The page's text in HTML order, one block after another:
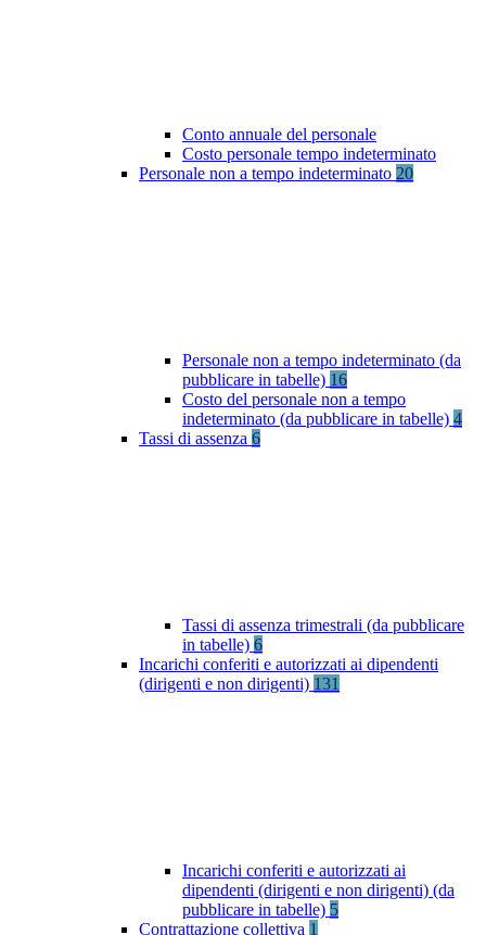
Conto annuale del personale
Costo personale tempo indeterminato
Personale non a tempo indeterminato 20
Personale non a tempo indeterminato (da
pubblicare in tabelle) 16
Costo del personale non a tempo
indeterminato (da pubblicare in tabelle) 4
Tassi di assenza 6
Tassi di assenza trimestrali (da pubblicare
in tabelle) 6
Incarichi conferiti e autorizzati ai dipendenti
(dirigenti e non dirigenti) 131
Incarichi conferiti e autorizzati ai
dipendenti (dirigenti e non dirigenti) (da
pubblicare in tabelle) 5
Contrattazione collettiva 1